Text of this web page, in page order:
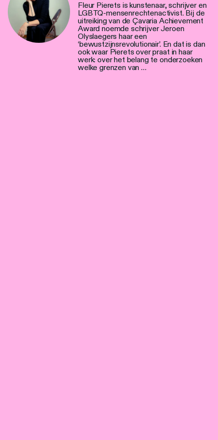
Fleur Pierets is kunstenaar, schrijver en
LGBTQ-mensenrechtenactivist. Bij de
uitreiking van de Çavaria Achievement
Award noemde schrijver Jeroen
Olyslaegers haar een
‘bewustzijnsrevolutionair’. En dat is dan
ook waar Pierets over praat in haar
werk: over het belang te onderzoeken
welke grenzen van …